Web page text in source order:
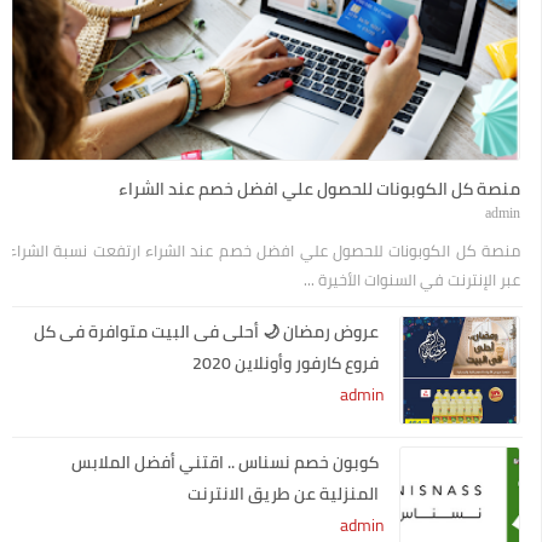
منصة كل الكوبونات للحصول علي افضل خصم عند الشراء
admin
منصة كل الكوبونات للحصول علي افضل خصم عند الشراء ارتفعت نسبة الشراء
عبر الإنترنت في السنوات الأخيرة ...
عروض رمضان 🌙 أحلى فى البيت متوافرة فى كل
فروع كارفور وأونلاين 2020
admin
كوبون خصم نسناس .. اقتني أفضل الملابس
المنزلية عن طريق الانترنت
admin